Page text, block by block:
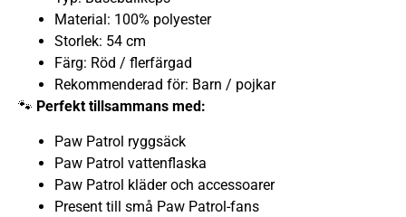
Material: 100% polyester
Storlek: 54 cm
Färg: Röd / flerfärgad
Rekommenderad för: Barn / pojkar
🐾 Perfekt tillsammans med:
Paw Patrol ryggsäck
Paw Patrol vattenflaska
Paw Patrol kläder och accessoarer
Present till små Paw Patrol-fans